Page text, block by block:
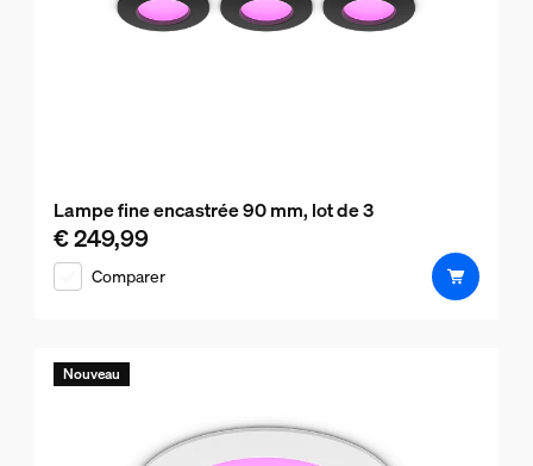
Lampe fine encastrée 90 mm, lot de 3
Le prix actuel est € 249,99
€ 249,99
Comparer
Nouveau